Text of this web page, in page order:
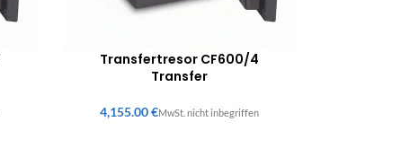
Transfertresor CF600/4
Transfer
€